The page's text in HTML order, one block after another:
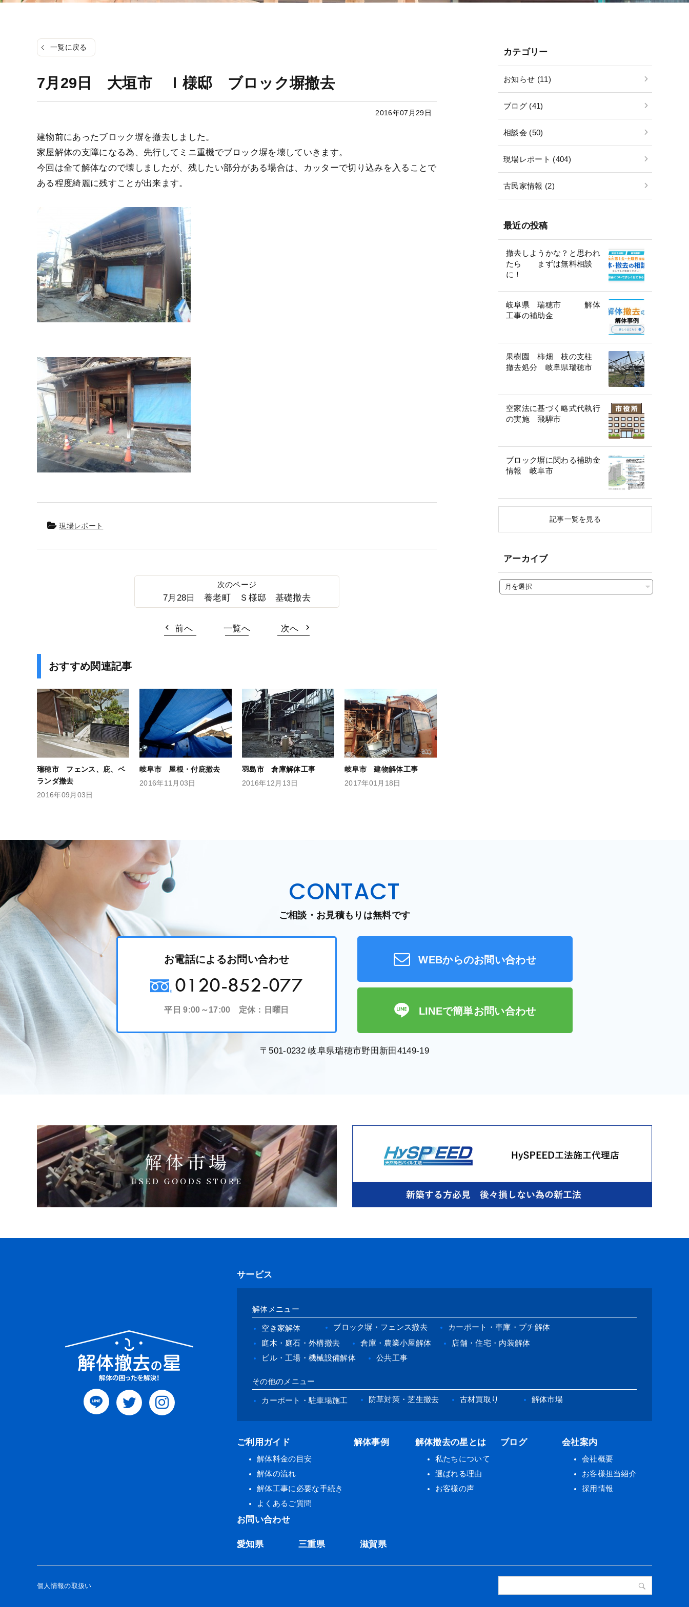
一覧に戻る
7月29日 大垣市 Ｉ様邸 ブロック塀撤去
2016年07月29日
建物前にあったブロック塀を撤去しました。
家屋解体の支障になる為、先行してミニ重機でブロック塀を壊していきます。
今回は全て解体なので壊しましたが、残したい部分がある場合は、カッターで切り込みを入ることで
ある程度綺麗に残すことが出来ます。
現場レポート
7月28日 養老町 Ｓ様邸 基礎撤去
前へ 一覧へ 次へ
おすすめ関連記事
瑞穂市 フェンス、庇、ベ
ランダ撤去
2016年09月03日
岐阜市 屋根・付庇撤去
2016年11月03日
羽島市 倉庫解体工事
2016年12月13日
岐阜市 建物解体工事
2017年01月18日
カテゴリー
お知らせ (11)
ブログ (41)
相談会 (50)
現場レポート (404)
古民家情報 (2)
最近の投稿
撤去しようかな？と思われ
たら まずは無料相談
に！
岐阜県 瑞穂市 解体
工事の補助金
果樹園 柿畑 枝の支柱
撤去処分 岐阜県瑞穂市
空家法に基づく略式代執行
の実施 飛騨市
ブロック塀に関わる補助金
情報 岐阜市
記事一覧を見る
アーカイブ
CONTACT
ご相談・お見積もりは無料です
お電話によるお問い合わせ
0120-852-077
平日 9:00～17:00 定休：日曜日
WEBからのお問い合わせ
LINEで簡単お問い合わせ
〒501-0232 岐阜県瑞穂市野田新田4149-19
サービス
解体メニュー
空き家解体 ブロック塀・フェンス撤去
カーポート・車庫・プチ解体
庭木・庭石・外構撤去
倉庫・農業小屋解体
店舗・住宅・内装解体
ビル・工場・機械設備解体
公共工事
その他のメニュー
カーポート・駐車場施工 防草対策・芝生撤去 古材買取り 解体市場
ご利用ガイド
解体料金の目安
解体の流れ
解体工事に必要な手続き
よくあるご質問
解体事例 解体撤去の星とは
私たちについて
選ばれる理由
お客様の声
ブログ 会社案内
会社概要
お客様担当紹介
採用情報
お問い合わせ
愛知県 三重県 滋賀県
個人情報の取扱い